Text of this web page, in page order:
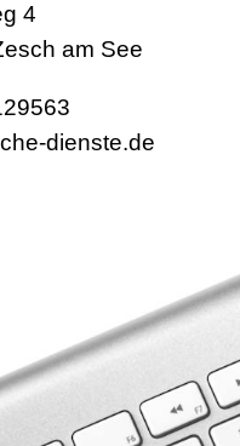
4
am See
dienste.de